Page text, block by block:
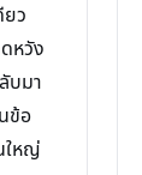
ว
หวัง
บมา
ข้อ
ใหญ่